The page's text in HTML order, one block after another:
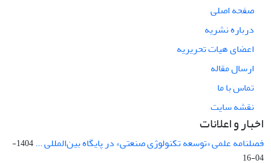
صفحه اصلی
درباره نشریه
اعضای هیات تحریریه
ارسال مقاله
تماس با ما
نقشه سایت
اخبار و اعلانات
فصلنامه علمی «توسعه تکنولوژی صنعتی» در پایگاه بین‌المللی ...
1404-
04-16